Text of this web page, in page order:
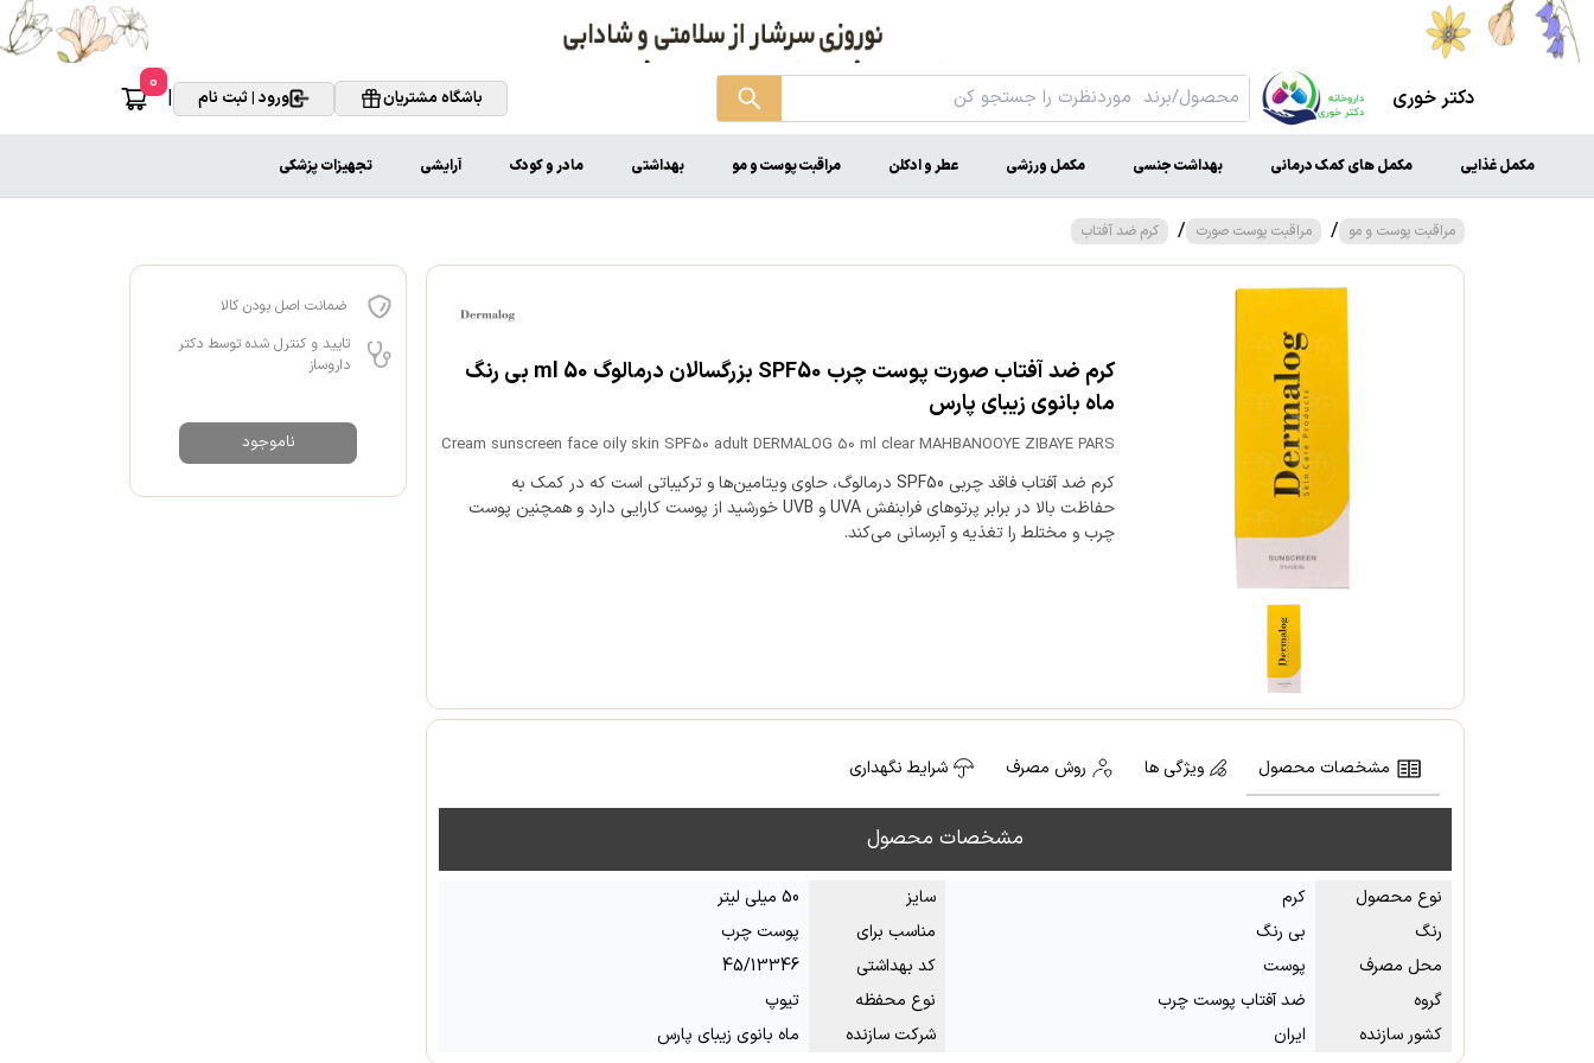
دکتر خوری باشگاه مشتریان ورود | ثبت نام |
0
مکمل غذایی مکمل های کمک درمانی بهداشت جنسی مکمل ورزشی عطر و ادکلن مراقبت پوست و مو بهداشتی مادر و کودک آرایشی تجهیزات پزشکی
مراقبت پوست و مو / مراقبت پوست صورت / کرم ضد آفتاب
کرم ضد آفتاب صورت پوست چرب SPF50 بزرگسالان درمالوگ 50 ml بی رنگ
ماه بانوی زیبای پارس
Cream sunscreen face oily skin SPF50 adult DERMALOG 50 ml clear MAHBANOOYE ZIBAYE PARS
کرم ضد آفتاب فاقد چربی SPF50 درمالوگ، حاوی ویتامین‌ها و ترکیباتی است که در کمک به
حفاظت بالا در برابر‌ پرتوهای فرابنفش UVA و UVB خورشید از پوست کارایی دارد و همچنین پوست
چرب و مختلط را تغذیه و آبرسانی می‌کند.
مشخصات محصول ویژگی ها روش مصرف شرایط نگهداری
مشخصات محصول
نوع محصول کرم سایز
50 میلی لیتر
رنگ
بی رنگ مناسب برای
پوست چرب
محل مصرف
پوست کد بهداشتی
45/13346
گروه
ضد آفتاب پوست چرب نوع محفظه
تیوپ
کشور سازنده
ایران شرکت سازنده ماه بانوی زیبای پارس
ضمانت اصل بودن کالا
تایید و کنترل شده توسط دکتر
داروساز
ناموجود